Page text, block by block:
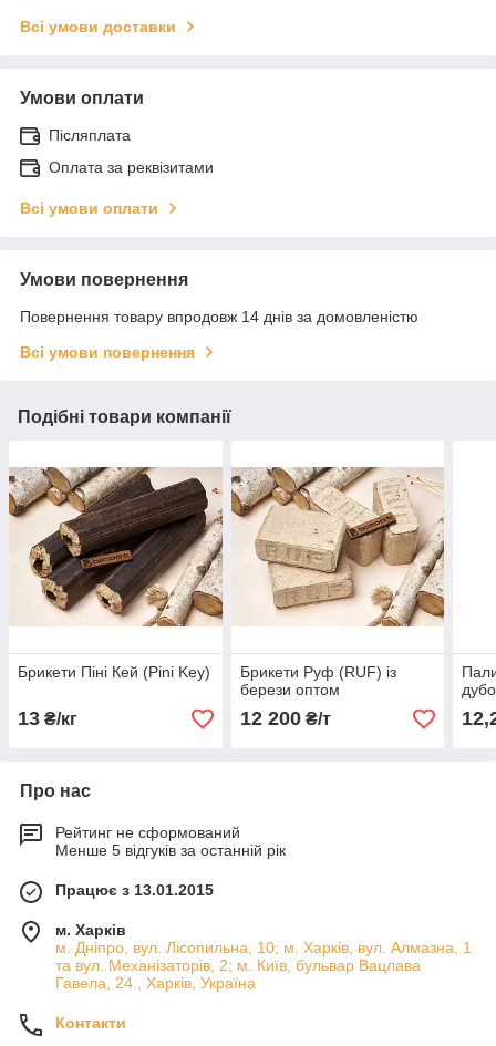
Всі умови доставки
Умови оплати
Післяплата
Оплата за реквізитами
Всі умови оплати
Умови повернення
Повернення товару впродовж 14 днів за домовленістю
Всі умови повернення
Подібні товари компанії
Брикети Піні Кей (Pini Key)
13 ₴/кг
Брикети Руф (RUF) із
берези оптом
12 200₴/т
Про нас
Рейтинг не сформований
Менше 5 відгуків за останній рік
Працює з 13.01.2015
м. Харків
м. Дніпро, вул. Лісопильна, 10; м. Харків, вул. Алмазна, 1
та вул. Механізаторів, 2; м. Київ, бульвар Вацлава
Гавела, 24., Харків, Україна
Контакти